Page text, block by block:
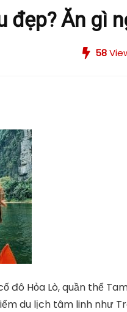
đẹp? Ăn gì
58
đô Hỏa Lò, quần thể
du lịch tâm linh như